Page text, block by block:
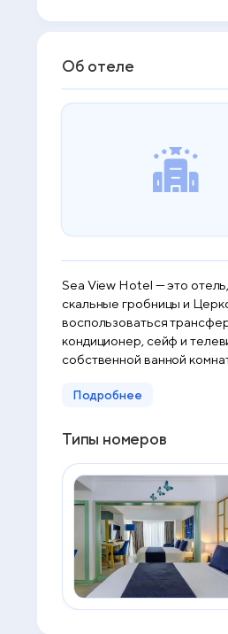
Об отеле
Sea View Hotel — это
скальные гробницы и
воспользоваться трансфером от/
кондиционер, сейф и
собственной ванной
Литл-Пебл, Ликийское
Подробнее
Типы номеров